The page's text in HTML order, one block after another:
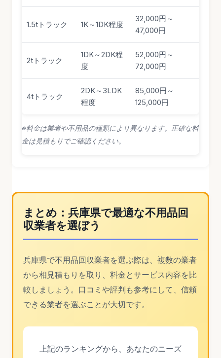
1.5tトラック 1K～1DK程度
32,000円～
47,000円
2tトラック
1DK～2DK程
度
52,000円～
72,000円
4tトラック
2DK～3LDK
程度
85,000円～
125,000円
※料金は業者や不用品の種類により異なります。正確な料
金は見積もりでご確認ください。
まとめ：兵庫県で最適な不用品回
収業者を選ぼう
兵庫県で不用品回収業者を選ぶ際は、複数の業者
から相見積もりを取り、料金とサービス内容を比
較しましょう。口コミや評判も参考にして、信頼
できる業者を選ぶことが大切です。
上記のランキングから、あなたのニーズ